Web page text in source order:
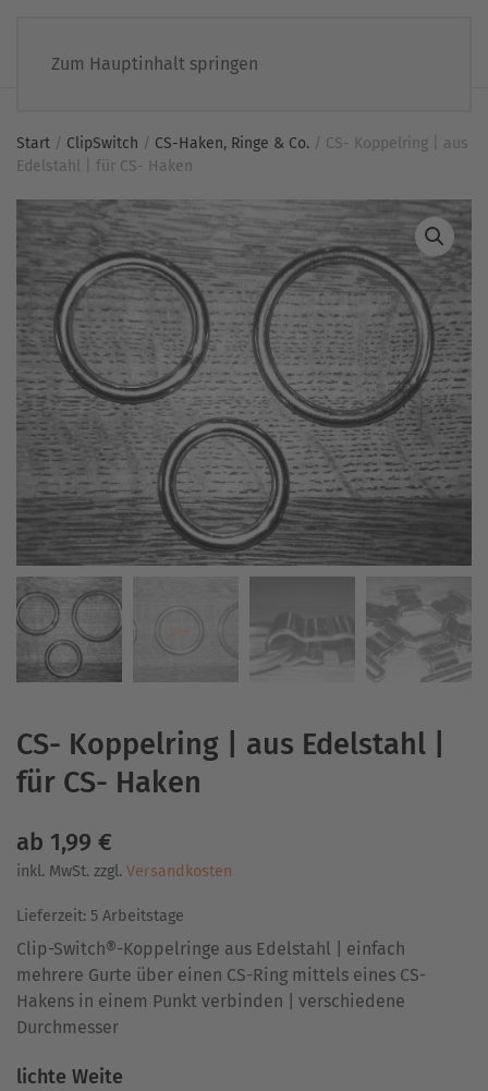
Zum Hauptinhalt springen
Start / ClipSwitch / CS-Haken, Ringe & Co. / CS- Koppelring | aus
Edelstahl | für CS- Haken
CS- Koppelring | aus Edelstahl |
für CS- Haken
ab 1,99 €
inkl. MwSt. zzgl. Versandkosten
Lieferzeit: 5 Arbeitstage
Clip-Switch®-Koppelringe aus Edelstahl | einfach
mehrere Gurte über einen CS-Ring mittels eines CS-
Hakens in einem Punkt verbinden | verschiedene
Durchmesser
lichte Weite